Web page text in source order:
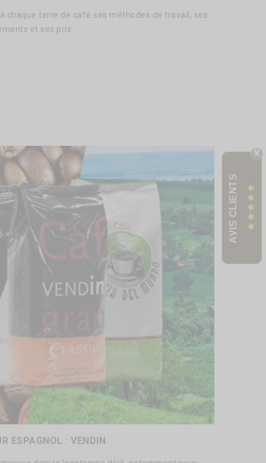
chaque terre de café ses méthodes de travail, ses
et ses prix.
ESPAGNOL : VENDIN
AVIS CLIENTS